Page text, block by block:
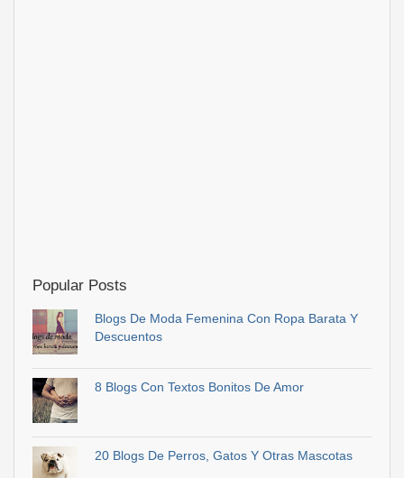
Popular Posts
Blogs De Moda Femenina Con Ropa Barata Y
Descuentos
8 Blogs Con Textos Bonitos De Amor
20 Blogs De Perros, Gatos Y Otras Mascotas